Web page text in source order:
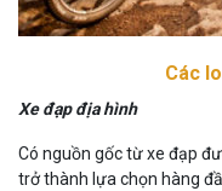
Các
Xe đạp địa hình
Có nguồn gốc từ xe đạp
trở thành lựa chọn hàng